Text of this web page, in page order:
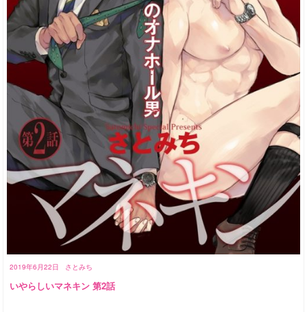
2019年6月22日 さとみち
いやらしいマネキン 第2話